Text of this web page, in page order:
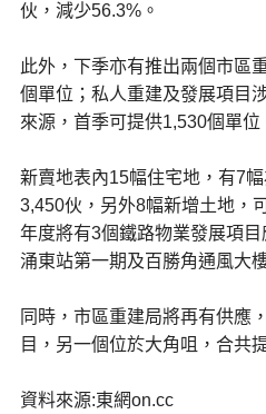
伙，減少56.3%。
此外，下季亦有推出兩個市區
個單位；私人重建及發展項目
來源，首季可提供1,530個單位
新賣地表內15幅住宅地，有7
3,450伙，另外8幅新增土地，
年度將有3個鐵路物業發展項
涌東站第一期及百勝角通風大
同時，市區重建局將再有供應
目，另一個位於大角咀，合共
資料來源:東網on.cc